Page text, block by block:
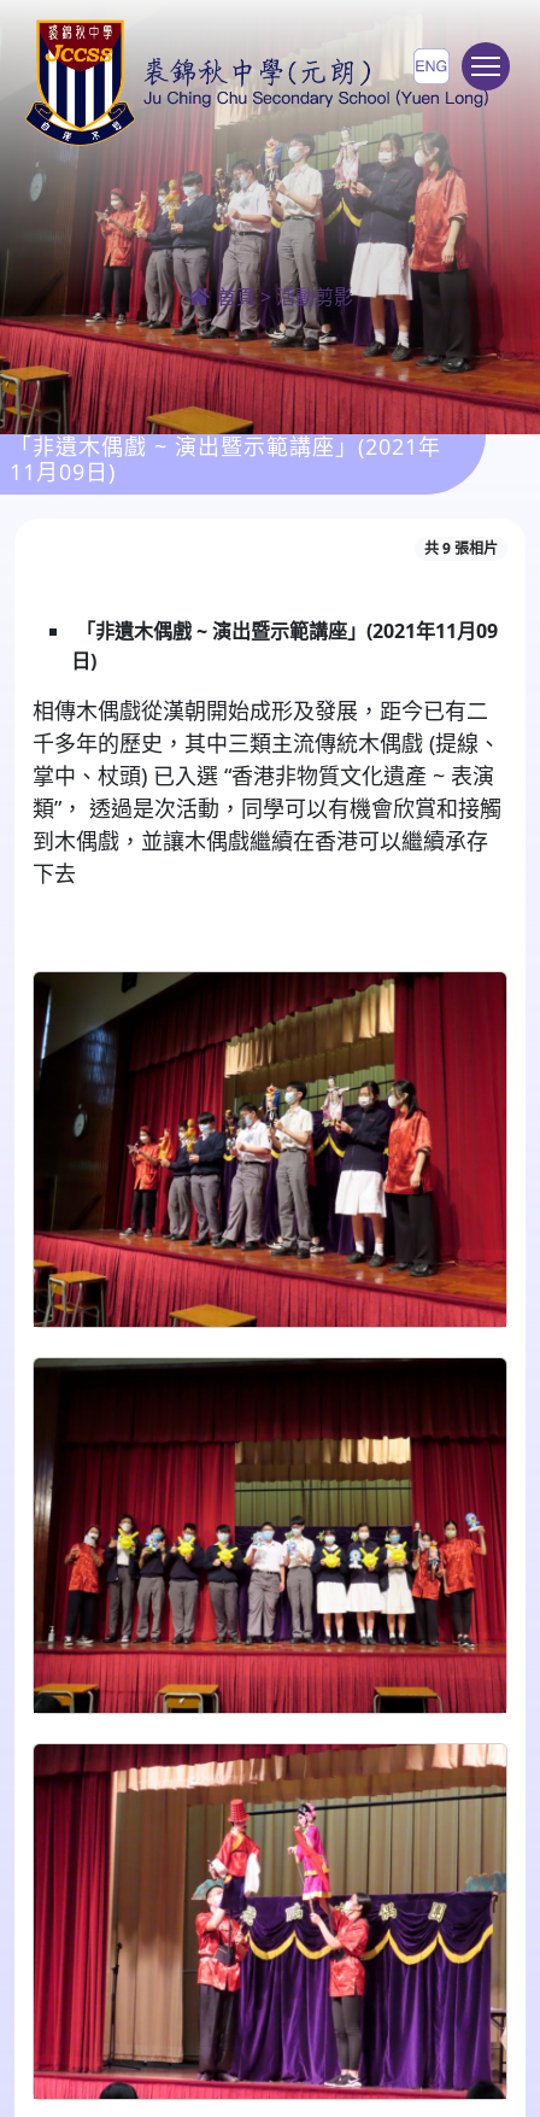
首頁 > 活動剪影
「非遺木偶戲 ~ 演出暨示範講座」(2021年
11月09日)
共 9 張相片
「非遺木偶戲 ~ 演出暨示範講座」 (2021年11月09
日)
相傳木偶戲從漢朝開始成形及發展，距今已有二
千多年的歷史，其中三類主流傳統木偶戲 (提線、
掌中、杖頭) 已入選 “香港非物質文化遺產 ~ 表演
類”， 透過是次活動，同學可以有機會欣賞和接觸
到木偶戲，並讓木偶戲繼續在香港可以繼續承存
下去